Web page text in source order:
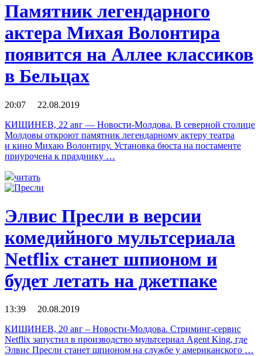
Памятник легендарного
актера Михая Волонтира
появится на Аллее классиков
в Бельцах
20:07 22.08.2019
КИШИНЕВ, 22 авг — Новости-Молдова. В северной столице
Молдовы откроют памятник легендарному актеру театра
и кино Михаю Волонтиру. Установка бюста на постаменте
приурочена к празднику …
читать
Элвис Пресли в версии
комедийного мультсериала
Netflix станет шпионом и
будет летать на джетпаке
13:39 20.08.2019
КИШИНЕВ, 20 авг – Новости-Молдова. Стриминг-сервис
Netflix запустил в производство мультсериал Agent King, где
Элвис Пресли станет шпионом на службе у американского …